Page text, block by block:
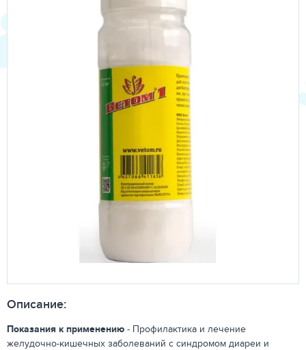
Описание:
Показания к применению - Профилактика и лечение
желудочно-кишечных заболеваний с синдромом диареи и